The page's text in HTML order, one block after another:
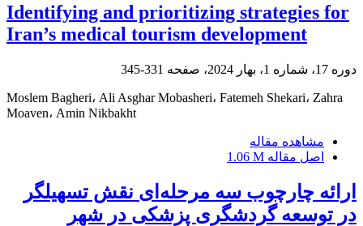
Identifying and prioritizing strategies for
Iran’s medical tourism development
دوره 17، شماره 1، بهار 2024، صفحه 331-345
Moslem Bagheri، Ali Asghar Mobasheri، Fatemeh Shekari، Zahra
Moaven، Amin Nikbakht
مشاهده مقاله
اصل مقاله 1.06 M
ارائه چارچوب سه مرحله‌ای نقش تسهیلگر
در توسعه گردشگری پزشکی در شهر